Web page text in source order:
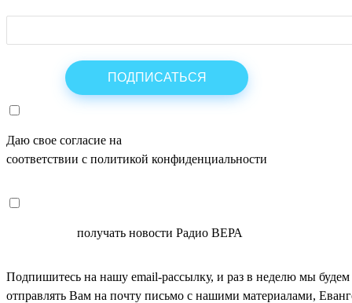
Даю свое согласие на
соответствии с политикой конфиденциальности
получать новости Радио ВЕРА
Подпишитесь на нашу email-рассылку, и раз в неделю мы будем
отправлять Вам на почту письмо с нашими материалами,